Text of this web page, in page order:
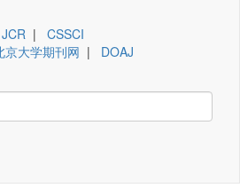
JCR | CSSCI
京大学期刊网 | DOAJ